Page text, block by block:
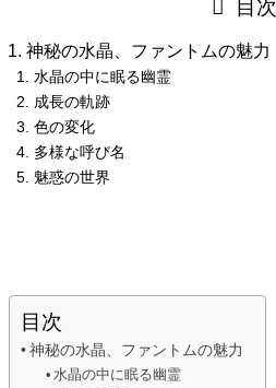
目次
神秘の水晶、ファントムの魅力
水晶の中に眠る幽霊
成長の軌跡
色の変化
多様な呼び名
魅惑の世界
目次
神秘の水晶、ファントムの魅力
水晶の中に眠る幽霊